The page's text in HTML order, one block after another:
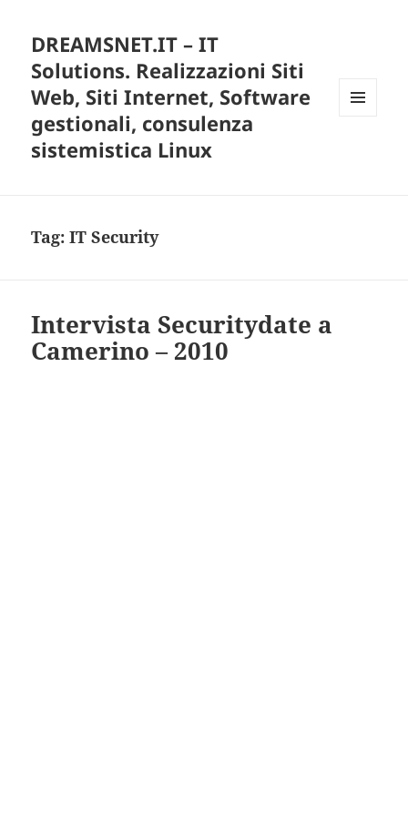
DREAMSNET.IT – IT
Solutions. Realizzazioni Siti
Web, Siti Internet, Software
gestionali, consulenza
sistemistica Linux
Tag:IT Security
Intervista Securitydate a
Camerino – 2010